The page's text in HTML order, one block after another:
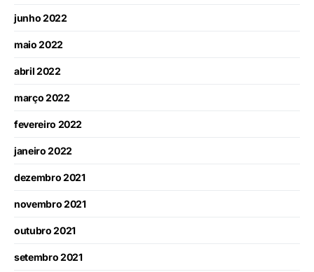
junho 2022
maio 2022
abril 2022
março 2022
fevereiro 2022
janeiro 2022
dezembro 2021
novembro 2021
outubro 2021
setembro 2021